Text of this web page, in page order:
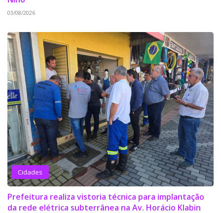
03/08/2026
Cidades
Prefeitura realiza vistoria técnica para implantação
da rede elétrica subterrânea na Av. Horácio Klabin